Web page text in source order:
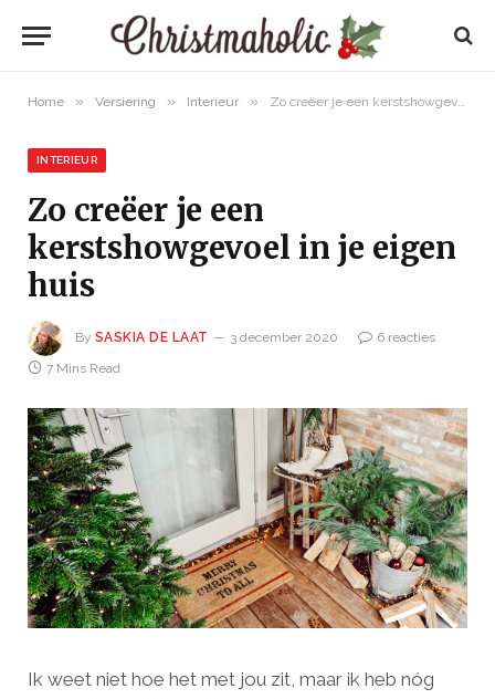
Home » Versiering » Interieur » Zo creëer je een kerstshowgevoel in je eigen huis
INTERIEUR
Zo creëer je een
kerstshowgevoel in je eigen
huis
By SASKIA DE LAAT 3 december 2020
6 reacties
7 Mins Read
Ik weet niet hoe het met jou zit, maar ik heb nóg